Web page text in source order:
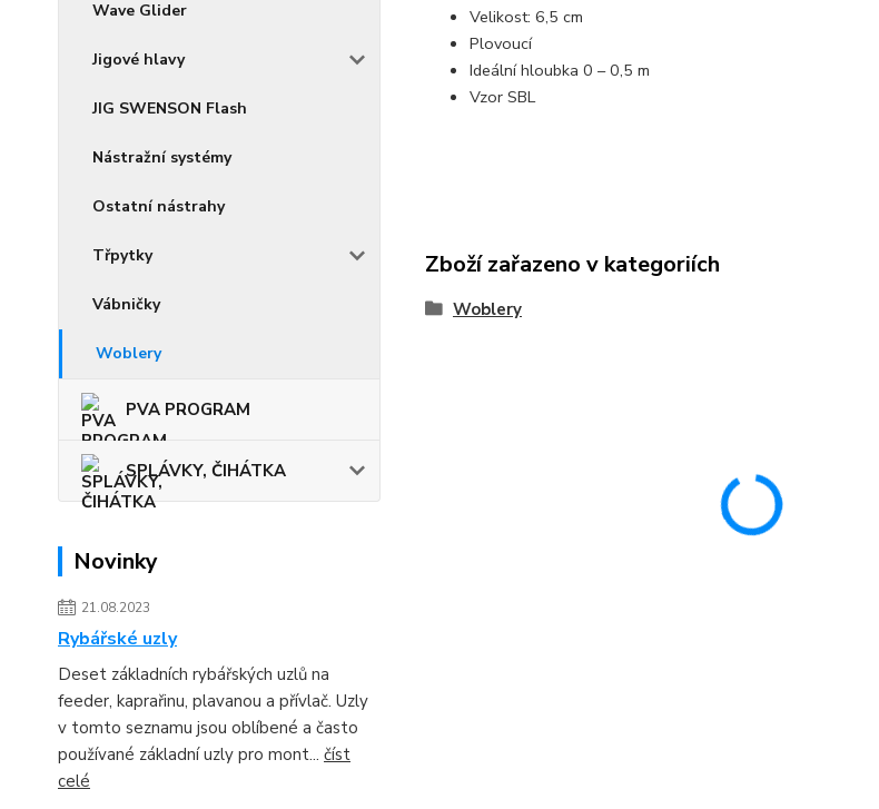
Wave Glider
Jigové hlavy
JIG SWENSON Flash
Nástražní systémy
Ostatní nástrahy
Třpytky
Vábničky
Woblery
PVA PROGRAM
SPLÁVKY, ČIHÁTKA
Novinky
21.08.2023
Rybářské uzly
Deset základních rybářských uzlů na
feeder, kaprařinu, plavanou a přívlač. Uzly
v tomto seznamu jsou oblíbené a často
používané základní uzly pro mont... číst
celé
Velikost: 6,5 cm
Plovoucí
Ideální hloubka 0 – 0,5 m
Vzor SBL
Zboží zařazeno v kategoriích
Woblery